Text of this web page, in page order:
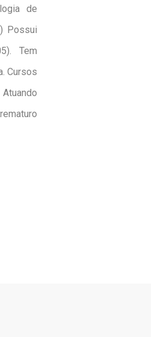
de
Possui
Tem
Cursos